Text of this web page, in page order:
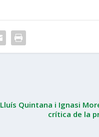
Lluís Quintana i Ignasi
crítica de la